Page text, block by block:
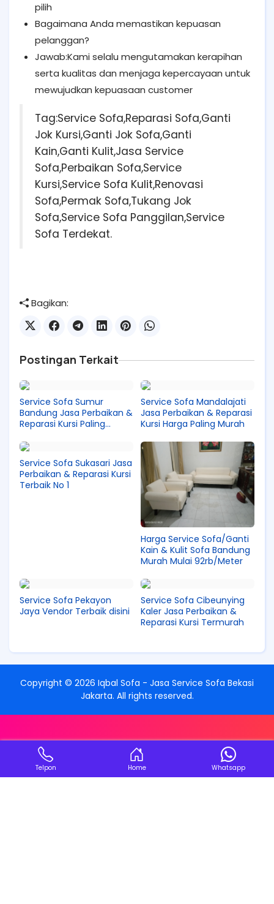
pilih
Bagaimana Anda memastikan kepuasan
pelanggan?
Jawab:Kami selalu mengutamakan kerapihan
serta kualitas dan menjaga kepercayaan untuk
mewujudkan kepuasaan customer
Tag:Service Sofa,Reparasi Sofa,Ganti
Jok Kursi,Ganti Jok Sofa,Ganti
Kain,Ganti Kulit,Jasa Service
Sofa,Perbaikan Sofa,Service
Kursi,Service Sofa Kulit,Renovasi
Sofa,Permak Sofa,Tukang Jok
Sofa,Service Sofa Panggilan,Service
Sofa Terdekat.
Bagikan:
Postingan Terkait
Service Sofa Sumur
Bandung Jasa Perbaikan &
Reparasi Kursi Paling
Service Sofa Mandalajati
Jasa Perbaikan & Reparasi
Kursi Harga Paling Murah
Service Sofa Sukasari Jasa
Perbaikan & Reparasi Kursi
Terbaik No 1
Harga Service Sofa/Ganti
Kain & Kulit Sofa Bandung
Murah Mulai 92rb/Meter
Service Sofa Pekayon
Jaya Vendor Terbaik disini
Service Sofa Cibeunying
Kaler Jasa Perbaikan &
Reparasi Kursi Termurah
Telpon Home Whatsapp
Copyright © 2026 Iqbal Sofa - Jasa Service Sofa Bekasi
Jakarta. All rights reserved.